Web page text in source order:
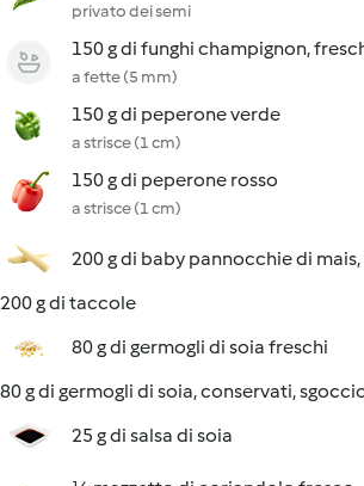
privato dei semi
150 g di funghi champignon,
a fette (5 mm)
150 g di peperone verde
a strisce (1 cm)
150 g di peperone rosso
a strisce (1 cm)
200 g di baby pannocchie di
200 g di taccole
80 g di germogli di soia freschi
80 g di germogli di soia, conservati,
25 g di salsa di soia